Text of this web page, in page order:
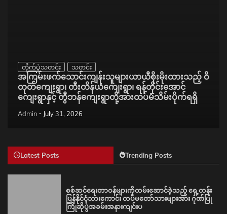
တိုက်ပွဲသတင်း သတင်း
အကြမ်းဖက်သောင်းကျန်းသူများယာယီစိုးမိုးထားသည့် ဝိ
တုတ်ကျေးရွာ၊ တီးတိန်ယံကျေးရွာ၊ ရန်တိုင်းအောင်
ကျေးရွာနှင့် တွီဘန်ကျေးရွာတို့အားထပ်မံသိမ်းပိုက်ရရှိ
Admin July 31, 2026
Latest Posts Trending Posts
စစ်ဆင်ရေးတာဝန်များကိုထမ်းဆောင်ခဲ့သည့် ရှေ့တန်း
ပြန်နိုင်ငံ့သားကောင်း တပ်မတော်သားများအား ဂုဏ်ပြု
ကြိုဆိုပွဲအခမ်းအနားကျင်းပ